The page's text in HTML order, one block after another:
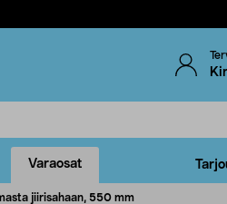
Varaosat
jiirisahaan, 550 mm